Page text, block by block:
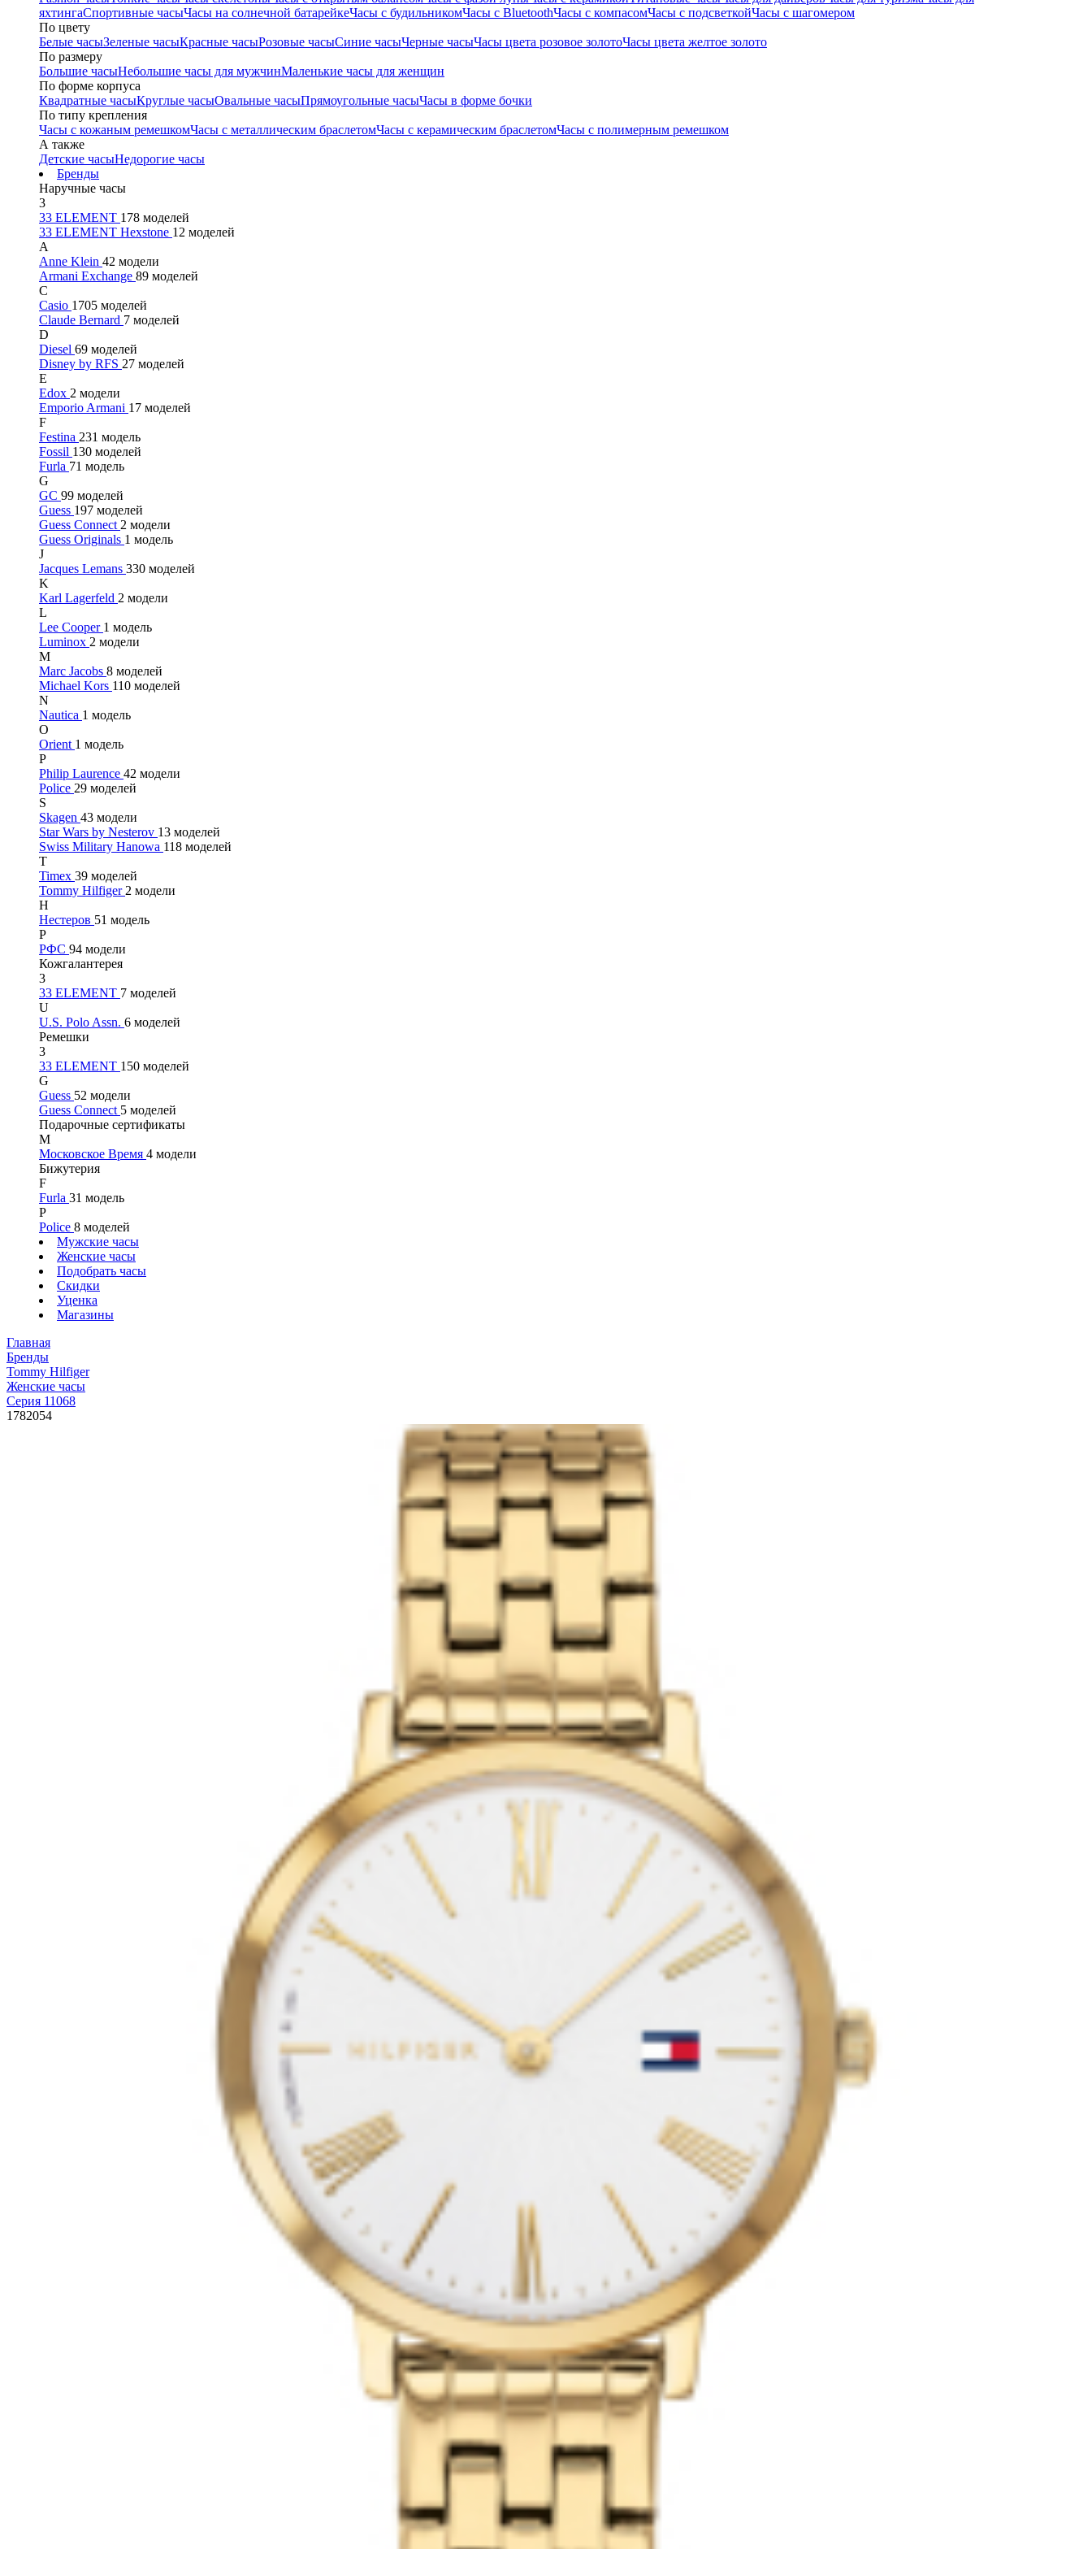
яхтингаСпортивные часыЧасы на солнечной батарейкеЧасы с будильникомЧасы с BluetoothЧасы с компасомЧасы с подсветкойЧасы с шагомером
По цвету
Белые часыЗеленые часыКрасные часыРозовые часыСиние часыЧерные часыЧасы цвета розовое золотоЧасы цвета желтое золото
По размеру
Большие часыНебольшие часы для мужчинМаленькие часы для женщин
По форме корпуса
Квадратные часыКруглые часыОвальные часыПрямоугольные часыЧасы в форме бочки
По типу крепления
Часы с кожаным ремешкомЧасы с металлическим браслетомЧасы с керамическим браслетомЧасы с полимерным ремешком
А также
Детские часыНедорогие часы
Бренды
Наручные часы
3
33 ELEMENT 178 моделей
33 ELEMENT Hexstone 12 моделей
A
Anne Klein 42 модели
Armani Exchange 89 моделей
C
Casio 1705 моделей
Claude Bernard 7 моделей
D
Diesel 69 моделей
Disney by RFS 27 моделей
E
Edox 2 модели
Emporio Armani 17 моделей
F
Festina 231 модель
Fossil 130 моделей
Furla 71 модель
G
GC 99 моделей
Guess 197 моделей
Guess Connect 2 модели
Guess Originals 1 модель
J
Jacques Lemans 330 моделей
K
Karl Lagerfeld 2 модели
L
Lee Cooper 1 модель
Luminox 2 модели
M
Marc Jacobs 8 моделей
Michael Kors 110 моделей
N
Nautica 1 модель
O
Orient 1 модель
P
Philip Laurence 42 модели
Police 29 моделей
S
Skagen 43 модели
Star Wars by Nesterov 13 моделей
Swiss Military Hanowa 118 моделей
T
Timex 39 моделей
Tommy Hilfiger 2 модели
Н
Нестеров 51 модель
Р
РФС 94 модели
Кожгалантерея
3
33 ELEMENT 7 моделей
U
U.S. Polo Assn. 6 моделей
Ремешки
3
33 ELEMENT 150 моделей
G
Guess 52 модели
Guess Connect 5 моделей
Подарочные сертификаты
М
Московское Время 4 модели
Бижутерия
F
Furla 31 модель
P
Police 8 моделей
Мужские часы
Женские часы
Подобрать часы
Скидки
Уценка
Магазины
Главная
Бренды
Tommy Hilfiger
Женские часы
Серия 11068
1782054